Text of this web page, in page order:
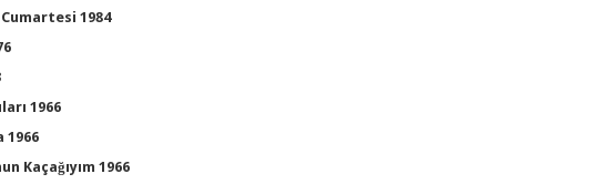
1984
1966
1966
Kaçağıyım 1966